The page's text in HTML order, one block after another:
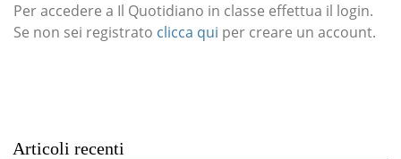
Per accedere a Il Quotidiano in classe effettua il login.
Se non sei registrato clicca qui per creare un account.
Articoli recenti